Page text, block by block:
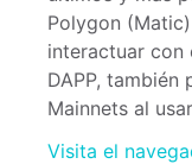
Polygon
interactuar con
DAPP,
Mainnets al
Visita el